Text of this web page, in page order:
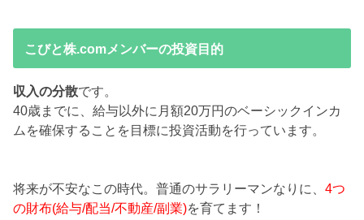
こびと株.comメンバーの投資目的
収入の分散です。
40歳までに、給与以外に月額20万円のベーシックインカ
ムを確保することを目標に投資活動を行っています。
将来が不安なこの時代。普通のサラリーマンなりに、4つ
の財布(給与/配当/不動産/副業)を育てます！